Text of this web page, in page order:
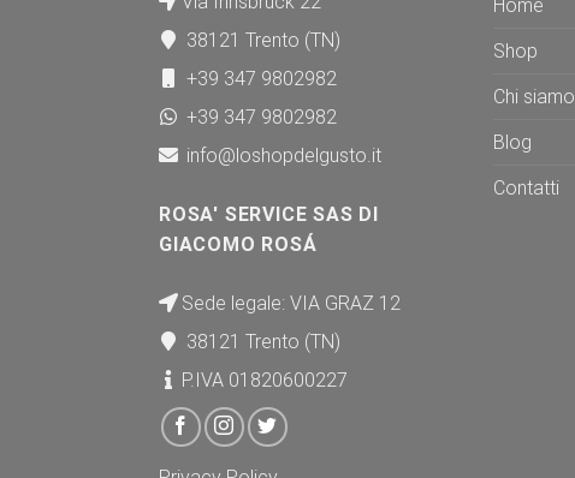
38121 Trento (TN)
+39 347 9802982
+39 347 9802982
info@loshopdelgusto.it
ROSA' SERVICE SAS DI
GIACOMO ROSÁ
Sede legale: VIA GRAZ 12
38121 Trento (TN)
P.IVA 01820600227
Home
Shop
Chi siamo
Blog
Contatti